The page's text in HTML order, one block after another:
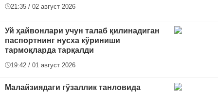
21:35 / 02 август 2026
Уй ҳайвонлари учун талаб қилинадиган
паспортнинг нусха кўриниши
тармоқларда тарқалди
19:42 / 01 август 2026
Малайзиядаги гўзаллик танловида